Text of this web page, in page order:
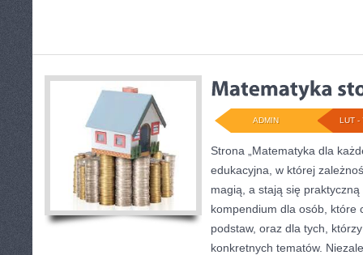
LUT -
ADMIN
Strona „Matematyka dla
edukacyjna, w której
magią, a stają się
kompendium dla osób, które
podstaw, oraz dla tych,
konkretnych tematów.